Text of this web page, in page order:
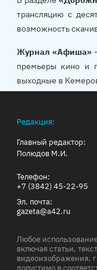
трансляцию с
возможность
Журнал «Афиша»
премьеры кино и
выходные в
Редакция:
Главный редактор:
Полюдов М.И.
Телефон:
+7 (3842) 45-22-95
Эл. почта:
gazeta@a42.ru
Любое
включая статьи,
видеоизображения,
допустимо в